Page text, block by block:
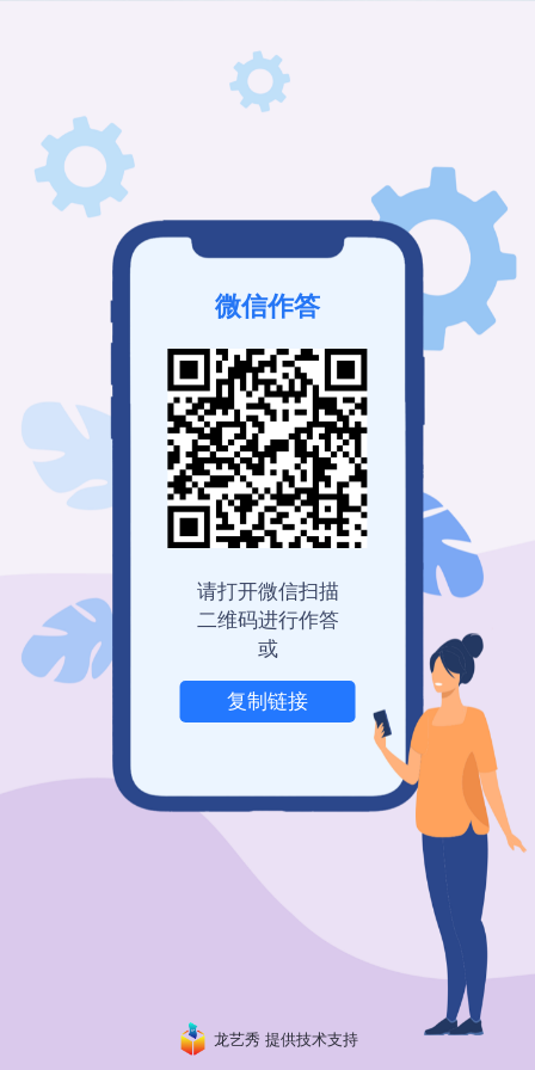
登录查看历史记录 我也要免费创建
粤ICP备19150304号
举报
微信作答
请打开微信扫描
二维码进行作答
或
复制链接
龙艺秀 提供技术支持